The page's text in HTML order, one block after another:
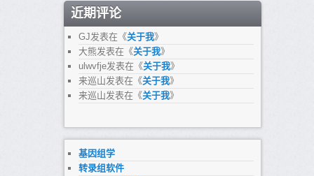
近期评论
GJ发表在《关于我》
大熊发表在《关于我》
ulwvfje发表在《关于我》
来巡山发表在《关于我》
来巡山发表在《关于我》
基因组学
转录组软件